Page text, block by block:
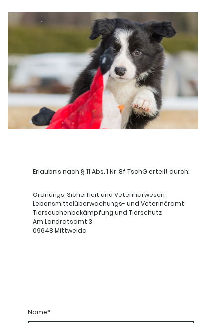
Erlaubnis nach § 11 Abs. 1 Nr. 8f TschG erteilt durch:
Ordnungs, Sicherheit und Veterinärwesen
Lebensmittelüberwachungs- und Veterinäramt
Tierseuchenbekämpfung und Tierschutz
Am Landratsamt 3
09648 Mittweida
Name*